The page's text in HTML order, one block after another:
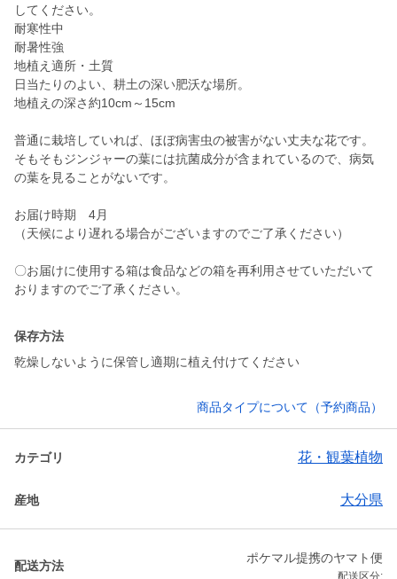
してください。
耐寒性中
耐暑性強
地植え適所・土質
日当たりのよい、耕土の深い肥沃な場所。
地植えの深さ約10cm～15cm
普通に栽培していれば、ほぼ病害虫の被害がない丈夫な花です。
そもそもジンジャーの葉には抗菌成分が含まれているので、病気
の葉を見ることがないです。
お届け時期 4月
（天候により遅れる場合がございますのでご了承ください）
〇お届けに使用する箱は食品などの箱を再利用させていただいて
おりますのでご了承ください。
保存方法
乾燥しないように保管し適期に植え付けてください
商品タイプについて（予約商品）
カテゴリ 花・観葉植物
産地 大分県
配送方法
ポケマル提携のヤマト便
配送区分: